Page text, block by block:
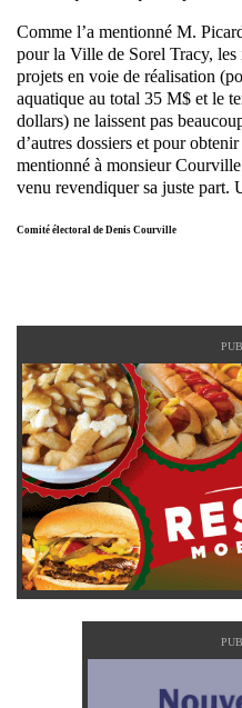
Comme l’a mentionné M.
pour la Ville de Sorel Tracy, les
projets en voie de réalisation
aquatique au total 35 M$ et le
dollars) ne laissent pas
d’autres dossiers et pour
mentionné à monsieur
venu revendiquer sa juste part.
Comité électoral de Denis Courville